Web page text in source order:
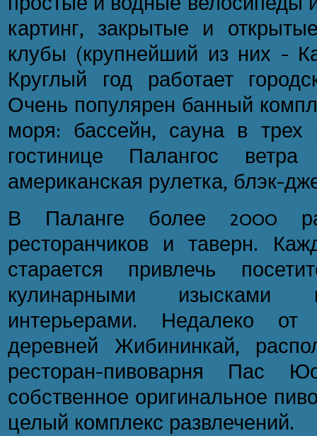
картинг, закрытые и
клубы (крупнейший из них -
Круглый год работает
Очень популярен банный
моря: бассейн, сауна в трех
гостинице Палангос
американская рулетка, блэк-
В Паланге более 2000
ресторанчиков и таверн.
старается привлечь
кулинарными изысками
интерьерами. Недалеко
деревней Жибининкай,
ресторан-пивоварня Пас
собственное оригинальное
целый комплекс развлечений.